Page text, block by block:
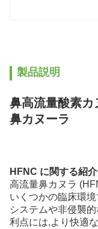
製品説明
鼻高流量酸素カ
鼻カヌーラ
HFNC に関する紹介
高流量鼻カヌラ
いくつかの臨床環
システムや非侵襲
利点には,より快適